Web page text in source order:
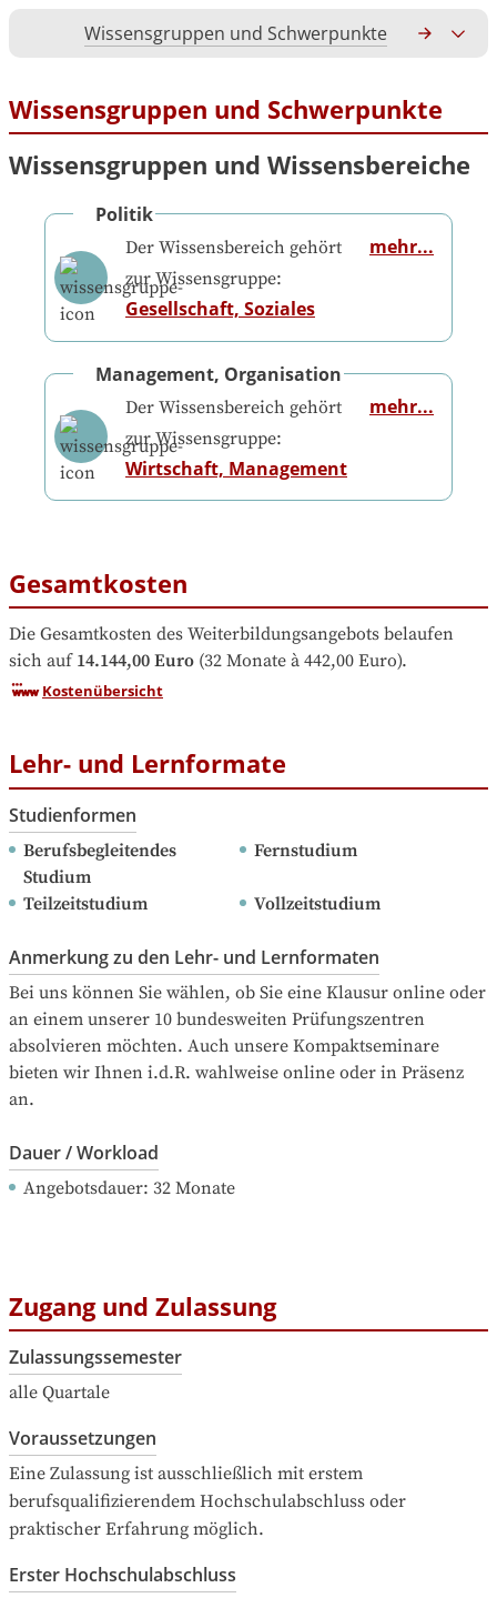
Wissensgruppen und Schwerpunkte
Wissensgruppen und Schwerpunkte
Wissensgruppen und Wissensbereiche
Politik
Der Wissensbereich gehört
zur Wissensgruppe:
Gesellschaft, Soziales
mehr...
Management, Organisation
Der Wissensbereich gehört
zur Wissensgruppe:
Wirtschaft, Management
mehr...
Gesamtkosten
Die Gesamtkosten des Weiterbildungsangebots belaufen
sich auf 14.144,00 Euro (32 Monate à 442,00 Euro).
Kostenübersicht
Lehr- und Lernformate
Studienformen
Berufsbegleitendes
Studium
Fernstudium
Teilzeitstudium Vollzeitstudium
Anmerkung zu den Lehr- und Lernformaten
Bei uns können Sie wählen, ob Sie eine Klausur online oder
an einem unserer 10 bundesweiten Prüfungszentren
absolvieren möchten. Auch unsere Kompaktseminare
bieten wir Ihnen i.d.R. wahlweise online oder in Präsenz
an.
Dauer / Workload
Angebotsdauer: 32 Monate
Zugang und Zulassung
Zulassungssemester
alle Quartale
Voraussetzungen
Eine Zulassung ist ausschließlich mit erstem
berufsqualifizierendem Hochschulabschluss oder
praktischer Erfahrung möglich.
Erster Hochschulabschluss